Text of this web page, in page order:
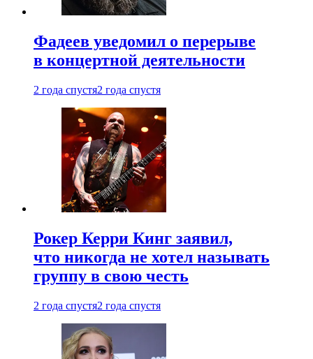
Фадеев уведомил о перерыве
в концертной деятельности
2 года спустя2 года спустя
Рокер Керри Кинг заявил,
что никогда не хотел называть
группу в свою честь
2 года спустя2 года спустя